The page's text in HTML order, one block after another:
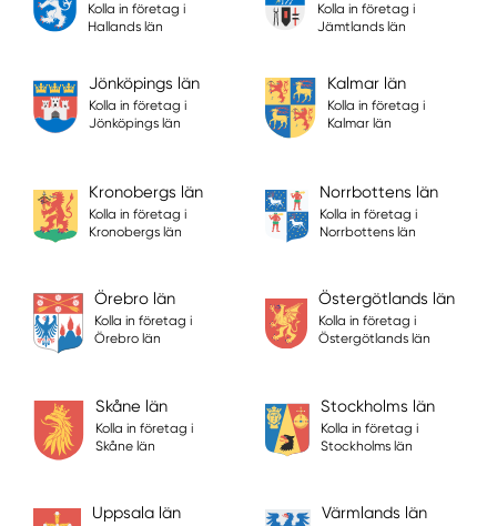
Kolla in företag i
Hallands län
Kolla in företag i
Jämtlands län
Jönköpings län
Kolla in företag i
Jönköpings län
Kalmar län
Kolla in företag i
Kalmar län
Kronobergs län
Kolla in företag i
Kronobergs län
Norrbottens län
Kolla in företag i
Norrbottens län
Örebro län
Kolla in företag i
Örebro län
Östergötlands län
Kolla in företag i
Östergötlands län
Skåne län
Kolla in företag i
Skåne län
Stockholms län
Kolla in företag i
Stockholms län
Uppsala län Värmlands län